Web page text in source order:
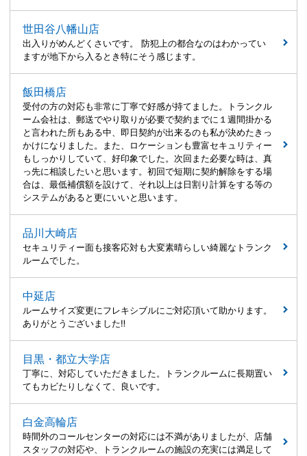
世田谷八幡山店
出入りがめんどくさいです。 防犯上の都合なのはわかってい
ますが地下から入るとき特にそう感じます。
飯田橋店
受付の方の対応も非常に丁寧で好感が持てました。トランクル
ーム会社は、郵送でやり取りが必要で契約までに１週間掛かる
と言われた所もある中、即日契約が出来るのも私が決めたきっ
かけになりました。また、ロケーションも豊富セキュリティー
もしっかりしていて、好印象でした。次回また必要な時は、真
っ先に相談したいと思います。初回で短期に契約解除をする場
合は、最低補償額を設けて、それ以上は日割り計算をする等の
システムがあると更にいいと思います。
品川大崎店
セキュリティー面も接客応対も大変素晴らしい綺麗なトランク
ルームでした。
中延店
ルームサイズ変更にフレキシブルにご対応頂いて助かります。
ありがとうございました‼︎
目黒・都立大学店
丁寧に、対応していただきました。トランクルームに長期置い
てもカビたりしなくて、良いです。
白金高輪店
時間外のコールセンターの対応には不満がありましたが、店舗
スタッフの対応や、トランクルームの施設の充実には満足して